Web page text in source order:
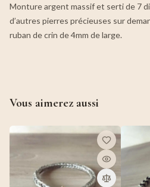
Monture argent massif et serti de 7
d’autres pierres précieuses sur
ruban de crin de 4mm de large.
Vous aimerez aussi